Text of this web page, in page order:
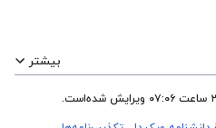
بیشتر